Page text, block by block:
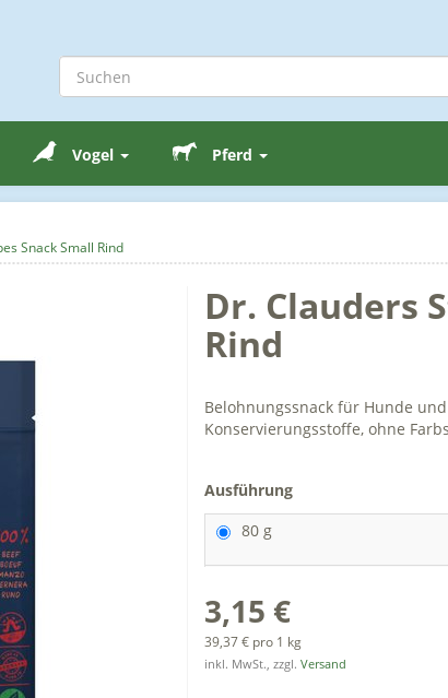
Vogel Pferd
Snack Small Rind
Dr. Clauders
Rind
Belohnungssnack für Hunde
Konservierungsstoffe, ohne
Ausführung
80 g
3,15 €
39,37 € pro 1 kg
inkl. MwSt., zzgl. Versand